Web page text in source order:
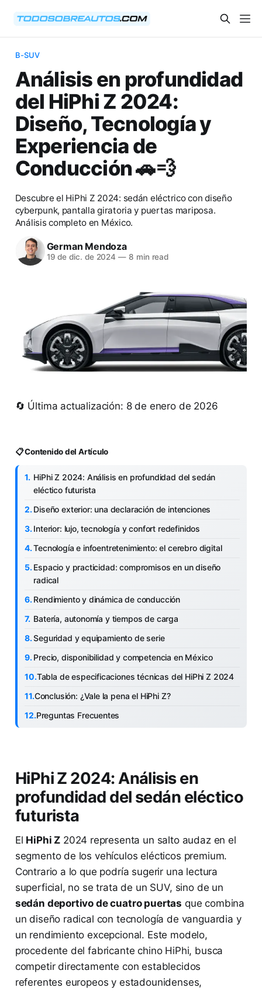
B-SUV
Análisis en profundidad
del HiPhi Z 2024:
Diseño, Tecnología y
Experiencia de
Conducción 🚗💨
Descubre el HiPhi Z 2024: sedán eléctrico con diseño
cyberpunk, pantalla giratoria y puertas mariposa.
Análisis completo en México.
German Mendoza
19 de dic. de 2024 — 8 min read
🔄 Última actualización: 8 de enero de 2026
📋 Contenido del Artículo
HiPhi Z 2024: Análisis en profundidad del sedán
eléctico futurista
Diseño exterior: una declaración de intenciones
Interior: lujo, tecnología y confort redefinidos
Tecnología e infoentretenimiento: el cerebro digital
Espacio y practicidad: compromisos en un diseño
radical
Rendimiento y dinámica de conducción
Batería, autonomía y tiempos de carga
Seguridad y equipamiento de serie
Precio, disponibilidad y competencia en México
Tabla de especificaciones técnicas del HiPhi Z 2024
Conclusión: ¿Vale la pena el HiPhi Z?
Preguntas Frecuentes
HiPhi Z 2024: Análisis en
profundidad del sedán eléctico
futurista
El HiPhi Z 2024 representa un salto audaz en el
segmento de los vehículos elécticos premium.
Contrario a lo que podría sugerir una lectura
superficial, no se trata de un SUV, sino de un
sedán deportivo de cuatro puertas que combina
un diseño radical con tecnología de vanguardia y
un rendimiento excepcional. Este modelo,
procedente del fabricante chino HiPhi, busca
competir directamente con establecidos
referentes europeos y estadounidenses,